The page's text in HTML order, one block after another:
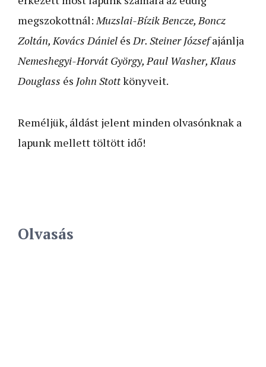
megszokottnál: Muzslai-Bízik Bencze, Boncz
Zoltán, Kovács Dániel és Dr. Steiner Józsefajánlja
Nemeshegyi-Horvát György, Paul Washer, Klaus
Douglass és John Stottkönyveit.
Reméljük, áldást jelent minden olvasónknak a
lapunk mellett töltött idő!
Olvasás